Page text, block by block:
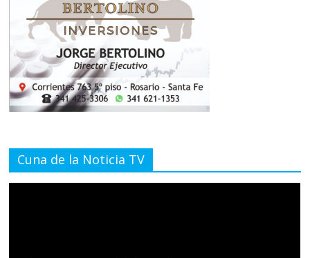
Cuna de la Noticia TV